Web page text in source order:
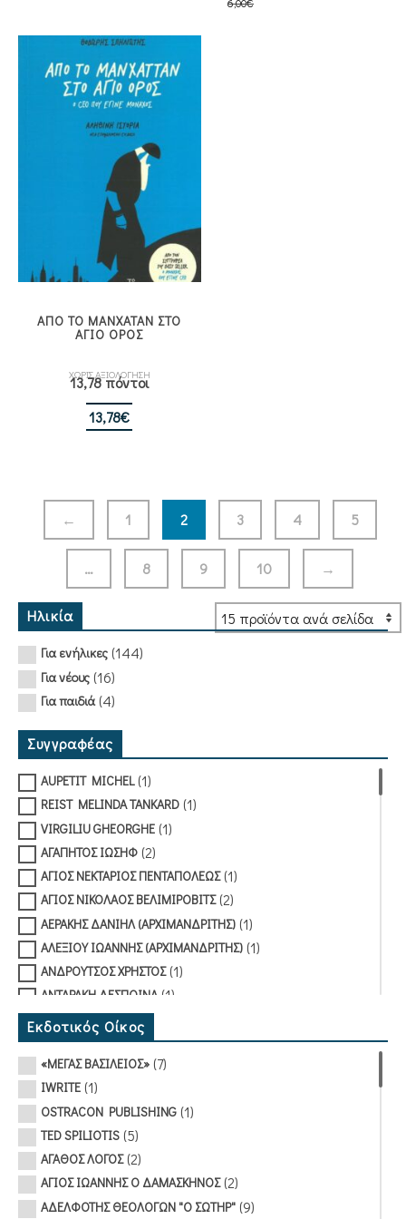
ΑΠΟ ΤΟ ΜΑΝΧΑΤΑΝ ΣΤΟ
ΑΓΙΟ ΟΡΟΣ
ΧΩΡΙΣ ΑΞΙΟΛΟΓΗΣΗ
13,78 πόντοι
13,78€
← 1 2 3 4 5
… 8 9 10 →
Ηλικία
Για ενήλικες (144)
Για νέους (16)
Για παιδιά(4)
Συγγραφέας
AUPETIT MICHEL(1)
REIST MELINDA TANKARD (1)
VIRGILIU GHEORGHE (1)
ΑΓΑΠΗΤΟΣ ΙΩΣΗΦ (2)
ΑΓΙΟΣ ΝΕΚΤΑΡΙΟΣ ΠΕΝΤΑΠΟΛΕΩΣ(1)
ΑΓΙΟΣ ΝΙΚΟΛΑΟΣ ΒΕΛΙΜΙΡΟΒΙΤΣ(2)
ΑΕΡΑΚΗΣ ΔΑΝΙΗΛ (ΑΡΧΙΜΑΝΔΡΙΤΗΣ) (1)
ΑΛΕΞΙΟΥ ΙΩΑΝΝΗΣ (ΑΡΧΙΜΑΝΔΡΙΤΗΣ) (1)
ΑΝΔΡΟΥΤΣΟΣ ΧΡΗΣΤΟΣ(1)
ΑΝΤΑΡΑΚΗ ΔΕΣΠΟΙΝΑ (1)
ΑΠΟΣΤΟΛΙΔΗΣ ΧΡΗΣΤΟΣ
ΑΡΧΙΕΠΙΣΚΟΠΟΣ ΑΘΗΝΩΝ ΚΑΙ ΠΑΣΗΣ ΕΛΛΑΔΟΣ
ΧΡΙΣΤΟΔΟΥΛΟΣ(1)
ΑΡΧΙΕΠΙΣΚΟΠΟΣ ΤΙΡΑΝΩΝ ΚΑΙ ΠΑΣΗΣ ΑΛΒΑΝΙΑΣ
ΑΝΑΣΤΑΣΙΟΣ ΓΙΑΝΝΟΥΛΑΤΟΣ(2)
ΒΑΝΤΣΟΣ ΜΙΛΤΙΑΔΗΣ
ΒΑΣΙΛΕΙΑΔΗΣ ΝΙΚΟΛΑΟΣ
ΒΙΤΑΛΗΣ ΜΙΛΤΙΑΔΗΣ(1)
ΒΟΛΟΥΔΑΚΗΣ ΒΑΣΙΛΕΙΟΣ (ΠΡΩΤΟΠΡΕΣΒΥΤΕΡΟΣ)
Εκδοτικός Οίκος
«ΜΕΓΑΣ ΒΑΣΙΛΕΙΟΣ» (7)
IWRITE (1)
OSTRACON PUBLISHING (1)
TED SPILIOTIS (5)
ΑΓΑΘΟΣ ΛΟΓΟΣ(2)
ΑΓΙΟΣ ΙΩΑΝΝΗΣ Ο ΔΑΜΑΣΚΗΝΟΣ(2)
ΑΔΕΛΦΟΤΗΣ ΘΕΟΛΟΓΩΝ "Ο ΣΩΤΗΡ" (9)